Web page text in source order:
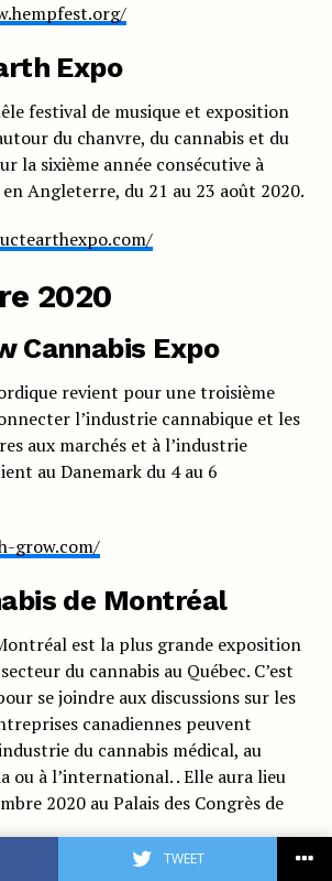
TWEET
Expo
festival de musique et exposition
du chanvre, du cannabis et du
la sixième année consécutive à
Angleterre, du 21 au 23 août 2020.
2020
Cannabis Expo
revient pour une troisième
l’industrie cannabique et les
aux marchés et à l’industrie
au Danemark du 4 au 6
grow.com/
de Montréal
est la plus grande exposition
du cannabis au Québec. C’est
se joindre aux discussions sur les
canadiennes peuvent
du cannabis médical, au
ou à l’international. . Elle aura lieu
2020 au Palais des Congrès de